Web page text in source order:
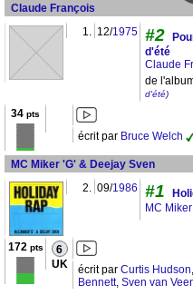
Claude François
1.
12/1975 #2
d'été
Claude
de
d'été)
34 pts
écrit par Bruce Welch
MC Miker 'G' & Deejay Sven
2. 09/1986 #1
MC
172pts 6
UK écrit par Curtis Hudson,
Bennett, Sven van